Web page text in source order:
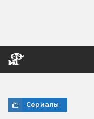
Сериалы